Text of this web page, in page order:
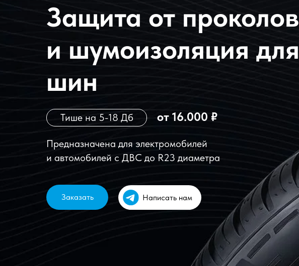
Заказать Написать нам
Предназначена для электромобилей
и автомобилей с ДВС до R23 диаметра
от 16.000 ₽
Защита от проколов
и шумоизоляция для
шин
Тише на 5-18 Дб